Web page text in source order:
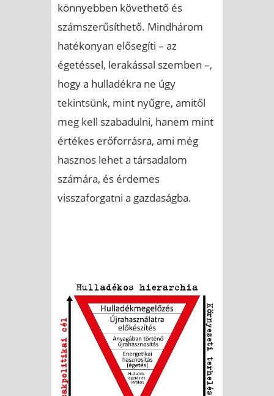
könnyebben követhető és
számszerűsíthető. Mindhárom
hatékonyan elősegíti – az
égetéssel, lerakással szemben –,
hogy a hulladékra ne úgy
tekintsünk, mint nyűgre, amitől
meg kell szabadulni, hanem mint
értékes erőforrásra, ami még
hasznos lehet a társadalom
számára, és érdemes
visszaforgatni a gazdaságba.